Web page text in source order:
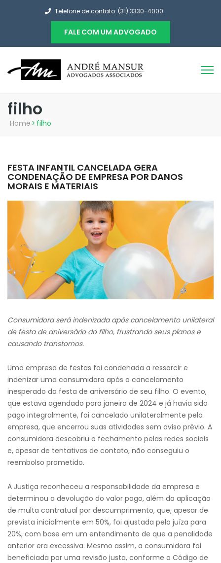
Telefone de contato: (31) 3330-4000
FALE COM UM ADVOGADO
filho
Home > filho
FESTA INFANTIL CANCELADA GERA
CONDENAÇÃO DE EMPRESA POR DANOS
MORAIS E MATERIAIS
Consumidora será indenizada após cancelamento unilateral
de festa de aniversário do filho, frustrando seus planos e
causando transtornos.
Uma empresa de festas foi condenada a ressarcir e
indenizar uma consumidora após o cancelamento
inesperado da festa de aniversário de seu filho. O evento,
que estava agendado para janeiro de 2024 e já havia sido
pago integralmente, foi cancelado unilateralmente pela
empresa, que encerrou suas atividades sem aviso prévio. A
consumidora descobriu o fechamento pelas redes sociais
e, apesar de tentativas de contato, não conseguiu o
reembolso prometido.
A Justiça reconheceu a responsabilidade da empresa e
determinou a devolução do valor pago, além da aplicação
de multa contratual por descumprimento, que, apesar de
prevista inicialmente em 50%, foi ajustada pela juíza para
20%, com base em um entendimento de que a penalidade
anterior era excessiva. Mesmo assim, a consumidora foi
beneficiada por uma revisão justa, conforme o Código de